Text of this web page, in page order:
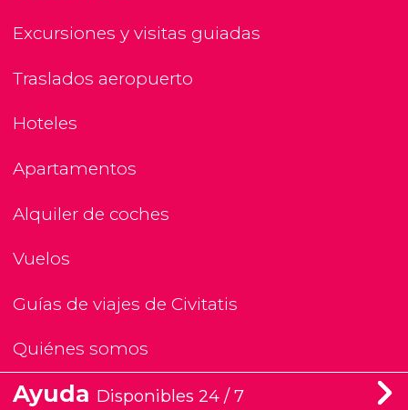
Excursiones y visitas guiadas
Traslados aeropuerto
Hoteles
Apartamentos
Alquiler de coches
Vuelos
Guías de viajes de Civitatis
Quiénes somos
Ayuda Disponibles 24 / 7